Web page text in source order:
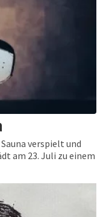
verspielt und
am 23. Juli zu einem